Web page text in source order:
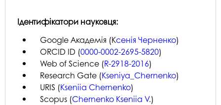
Ідентифікатори науковця:
Google Академія (Ксенія Черненко)
ORCID ID (0000-0002-2695-5820)
Web of Science (R-2918-2016)
Research Gate (Kseniya_Chernenko)
URIS (Kseniia Chernenko)
Scopus (Chernenko Kseniia V.)